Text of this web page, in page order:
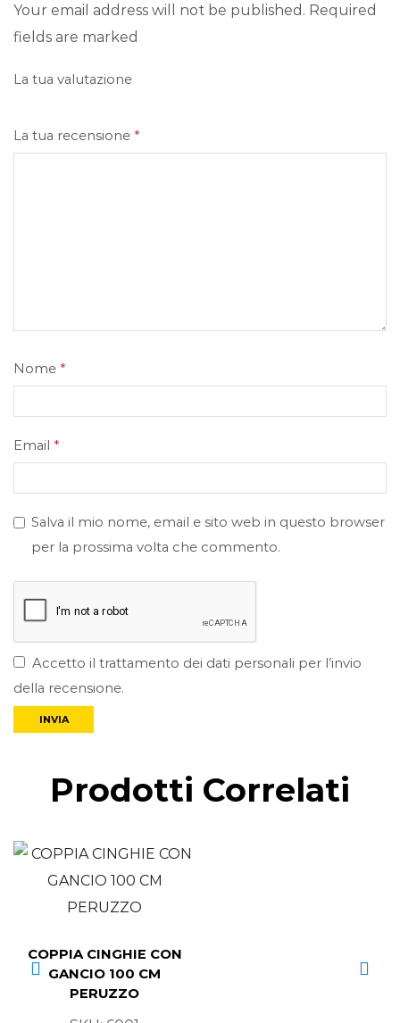
Your email address will not be published. Required
fields are marked
La tua valutazione
La tua recensione *
Nome *
Email *
Salva il mio nome, email e sito web in questo browser
per la prossima volta che commento.
Accetto il trattamento dei dati personali per l’invio
della recensione.
Prodotti Correlati
COPPIA CINGHIE CON
GANCIO 100 CM
PERUZZO